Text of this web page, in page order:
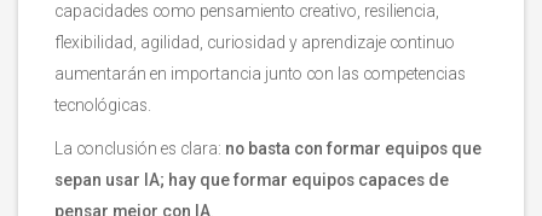
capacidades como pensamiento creativo, resiliencia,
flexibilidad, agilidad, curiosidad y aprendizaje continuo
aumentarán en importancia junto con las competencias
tecnológicas.
La conclusión es clara: no basta con formar equipos que
sepan usar IA; hay que formar equipos capaces de
pensar mejor con IA